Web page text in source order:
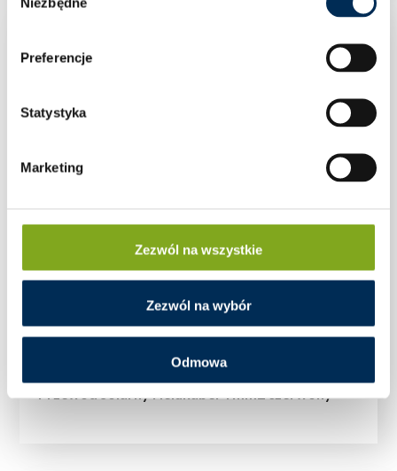
zgody
Preferencje
Statystyka
Marketing
Zezwól na wszystkie
Zezwól na wybór
Odmowa